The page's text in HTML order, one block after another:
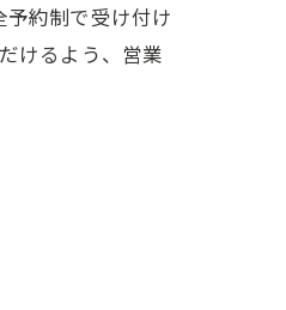
約制で受け付け
けるよう、営業